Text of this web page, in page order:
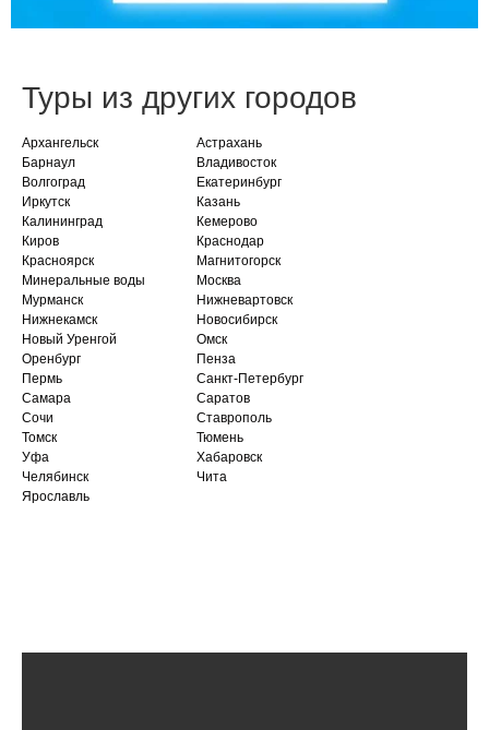
Туры из других городов
Архангельск
Астрахань
Барнаул
Владивосток
Волгоград
Екатеринбург
Иркутск
Казань
Калининград
Кемерово
Киров
Краснодар
Красноярск
Магнитогорск
Минеральные воды
Москва
Мурманск
Нижневартовск
Нижнекамск
Новосибирск
Новый Уренгой
Омск
Оренбург
Пенза
Пермь
Санкт-Петербург
Самара
Саратов
Сочи
Ставрополь
Томск
Тюмень
Уфа
Хабаровск
Челябинск
Чита
Ярославль